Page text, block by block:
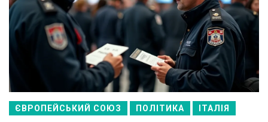
ЄВРОПЕЙСЬКИЙ СОЮЗ ПОЛІТИКА ІТАЛІЯ